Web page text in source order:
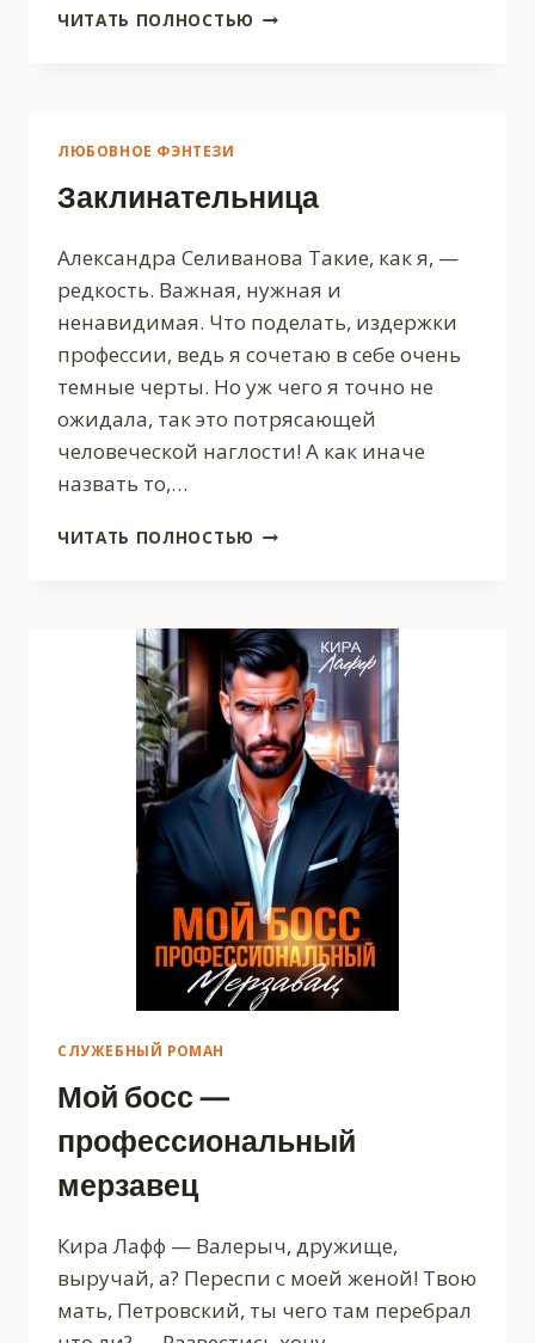
ЧИТАТЬ ПОЛНОСТЬЮ ПРАВО
ЛЮБОВНОЕ ФЭНТЕЗИ
Заклинательница
Александра Селиванова Такие, как я, —
редкость. Важная, нужная и
ненавидимая. Что поделать, издержки
профессии, ведь я сочетаю в себе очень
темные черты. Но уж чего я точно не
ожидала, так это потрясающей
человеческой наглости! А как иначе
назвать то,…
ЧИТАТЬ ПОЛНОСТЬЮ ЗАКЛИНАТЕЛЬНИЦА
СЛУЖЕБНЫЙ РОМАН
Мой босс —
профессиональный
мерзавец
Кира Лафф — Валерыч, дружище,
выручай, а? Переспи с моей женой! Твою
мать, Петровский, ты чего там перебрал